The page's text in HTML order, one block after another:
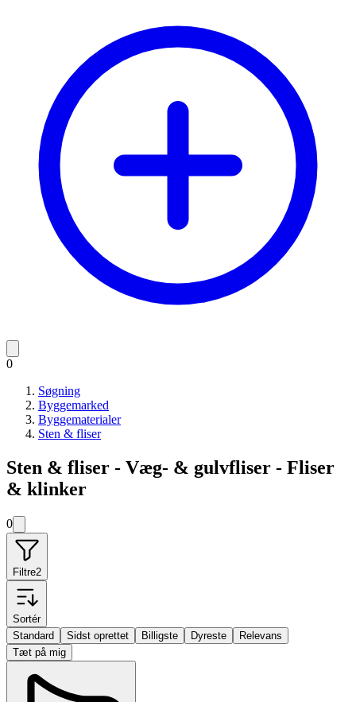
0
Søgning
Byggemarked
Byggematerialer
Sten & fliser
Sten & fliser - Væg- & gulvfliser - Fliser
& klinker
0
Filtre2
Sortér
Standard
Sidst oprettet Billigste Dyreste
Relevans
Tæt på mig